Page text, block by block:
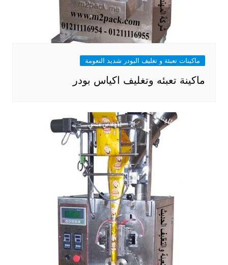
ماكينات تعبئة و تغليف البودر شديد النعومة
ماكينة تعبئه وتغليف اكياس بودر